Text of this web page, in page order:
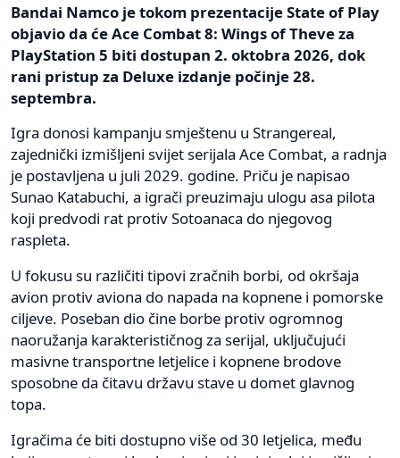
Bandai Namco je tokom prezentacije State of Play
objavio da će Ace Combat 8: Wings of Theve za
PlayStation 5 biti dostupan 2. oktobra 2026, dok
rani pristup za Deluxe izdanje počinje 28.
septembra.
Igra donosi kampanju smještenu u Strangereal,
zajednički izmišljeni svijet serijala Ace Combat, a radnja
je postavljena u juli 2029. godine. Priču je napisao
Sunao Katabuchi, a igrači preuzimaju ulogu asa pilota
koji predvodi rat protiv Sotoanaca do njegovog
raspleta.
U fokusu su različiti tipovi zračnih borbi, od okršaja
avion protiv aviona do napada na kopnene i pomorske
ciljeve. Poseban dio čine borbe protiv ogromnog
naoružanja karakterističnog za serijal, uključujući
masivne transportne letjelice i kopnene brodove
sposobne da čitavu državu stave u domet glavnog
topa.
Igračima će biti dostupno više od 30 letjelica, među